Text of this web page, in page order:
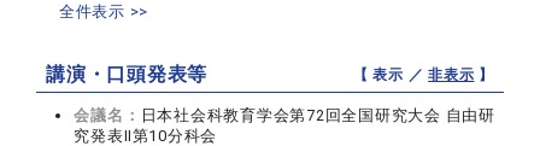
全件表示 >>
講演・口頭発表等 【 表示 ／非表示 】
会議名： 日本社会科教育学会第72回全国研究大会 自由研
究発表Ⅱ第10分科会